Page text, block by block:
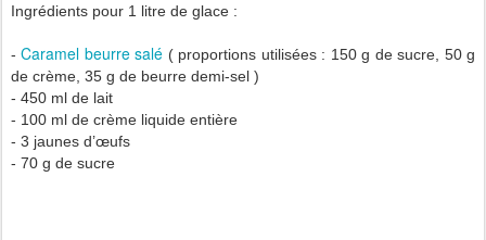
Ingrédients pour 1 litre de glace :
-Caramel beurre salé ( proportions utilisées : 150 g de sucre, 50 g
de crème, 35 g de beurre demi-sel )
- 450 ml de lait
- 100 ml de crème liquide entière
- 3 jaunes d’œufs
- 70 g de sucre